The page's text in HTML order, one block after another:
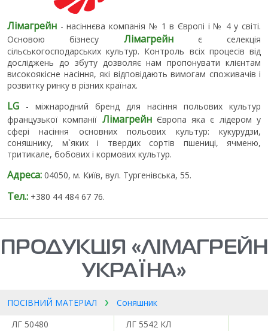
Лімагрейн - насіннєва компанія № 1 в Європі і № 4 у світі.
Основою бізнесу Лімагрейнє селекція
сільськогосподарських культур. Контроль всіх процесів від
досліджень до збуту дозволяє нам пропонувати клієнтам
високоякісне насіння, які відповідають вимогам споживачів і
розвитку ринку в різних країнах.
LG - міжнародний бренд для насіння польових культур
французької компанії ЛімагрейнЄвропа яка є лідером у
сфері насіння основних польових культур: кукурудзи,
соняшнику, м`яких і твердих сортів пшениці, ячменю,
тритикале, бобових і кормових культур.
Адреса: 04050, м. Київ, вул. Тургенівська, 55.
Тел.: +380 44 484 67 76.
ПРОДУКЦІЯ «ЛІМАГРЕЙН
УКРАЇНА»
ПОСІВНИЙ МАТЕРІАЛ
Соняшник
ЛГ 50480
ЛГ 5542 КЛ